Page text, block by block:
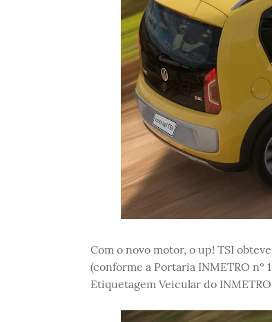
Com o novo motor, o up! TSI
(conforme a Portaria INMETRO nº
Etiquetagem Veicular do